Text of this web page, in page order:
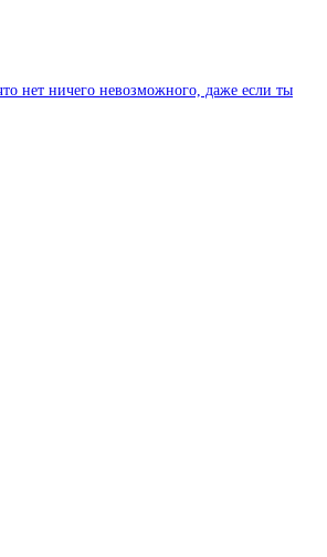
нет ничего невозможного, даже если ты